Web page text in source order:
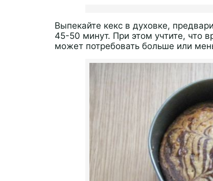
Выпекайте кекс в духовке,
45-50 минут. При этом учтите, что
может потребовать больше или